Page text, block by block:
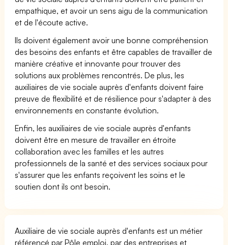
empathique, et avoir un sens aigu de la communication
et de l'écoute active.
Ils doivent également avoir une bonne compréhension
des besoins des enfants et être capables de travailler de
manière créative et innovante pour trouver des
solutions aux problèmes rencontrés. De plus, les
auxiliaires de vie sociale auprès d'enfants doivent faire
preuve de flexibilité et de résilience pour s'adapter à des
environnements en constante évolution.
Enfin, les auxiliaires de vie sociale auprès d'enfants
doivent être en mesure de travailler en étroite
collaboration avec les familles et les autres
professionnels de la santé et des services sociaux pour
s'assurer que les enfants reçoivent les soins et le
soutien dont ils ont besoin.
Auxiliaire de vie sociale auprès d'enfants est un métier
référencé par Pôle emploi, par des entreprises et